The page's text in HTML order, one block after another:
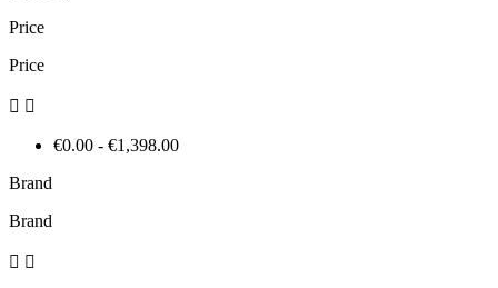
Price
Price
 
€0.00 - €1,398.00
Brand
Brand
 